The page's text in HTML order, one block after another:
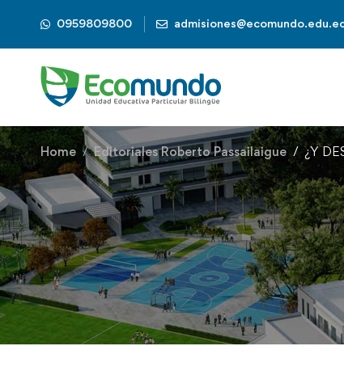
0959809800
Home Editoriales Roberto Passailaigue ¿Y